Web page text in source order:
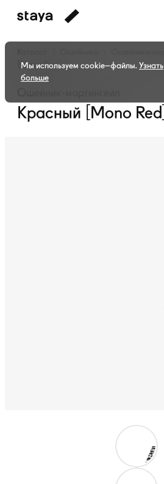
[Mono Red]
Красный [Mono Red]
Мы используем cookie–файлы. Узнать
больше